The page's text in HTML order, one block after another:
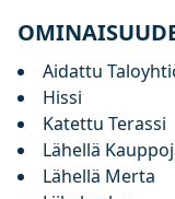
Aidattu
Hissi
Katettu Terassi
Lähellä
Lähellä Merta